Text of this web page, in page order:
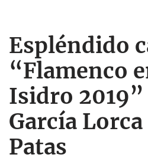
Espléndido
“Flamenco
Isidro 2019”
García Lorca
Patas